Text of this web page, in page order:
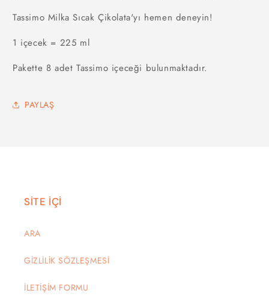
Tassimo Milka Sıcak Çikolata'yı hemen deneyin!
1 içecek = 225 ml
Pakette 8 adet Tassimo içeceği bulunmaktadır.
PAYLAŞ
SİTE İÇİ
ARA
GİZLİLİK SÖZLEŞMESİ
İLETİŞİM FORMU